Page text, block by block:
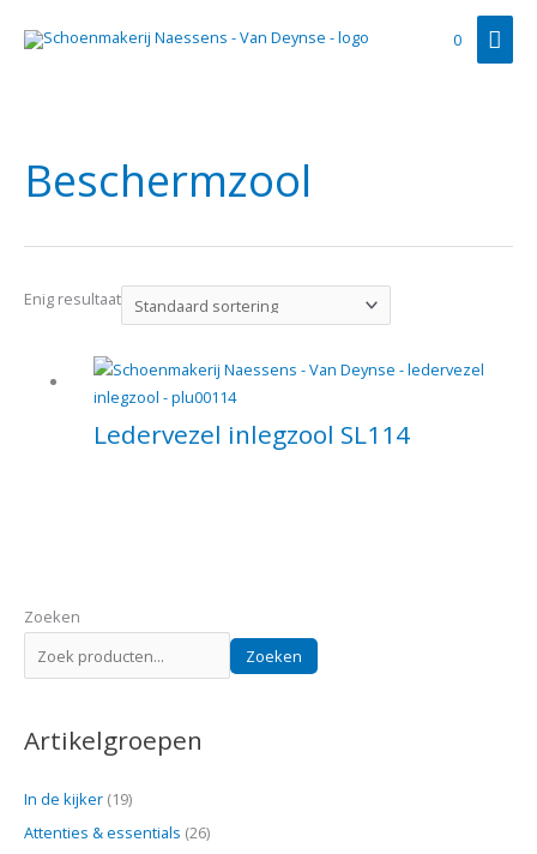
naar
0
Zoeken
Zoeken
Artikelgroepen
In de kijker (19)
Attenties & essentials (26)
Beschermzool
Enig resultaat
Ledervezel inlegzool SL114